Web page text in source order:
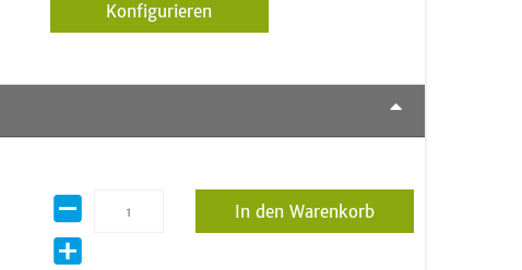
Konfigurieren
In den Warenkorb